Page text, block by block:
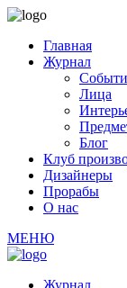
Главная
Журнал
Лица
Блог
Клуб
Дизайнеры
Прорабы
О нас
МЕНЮ
Журнал